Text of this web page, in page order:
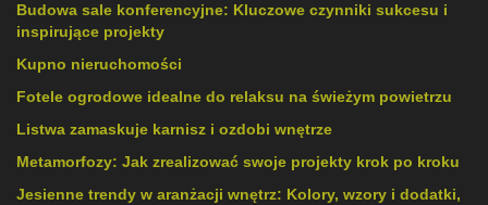
Budowa sale konferencyjne: Kluczowe czynniki sukcesu i
inspirujące projekty
Kupno nieruchomości
Fotele ogrodowe idealne do relaksu na świeżym powietrzu
Listwa zamaskuje karnisz i ozdobi wnętrze
Metamorfozy: Jak zrealizować swoje projekty krok po kroku
Jesienne trendy w aranżacji wnętrz: Kolory, wzory i dodatki,